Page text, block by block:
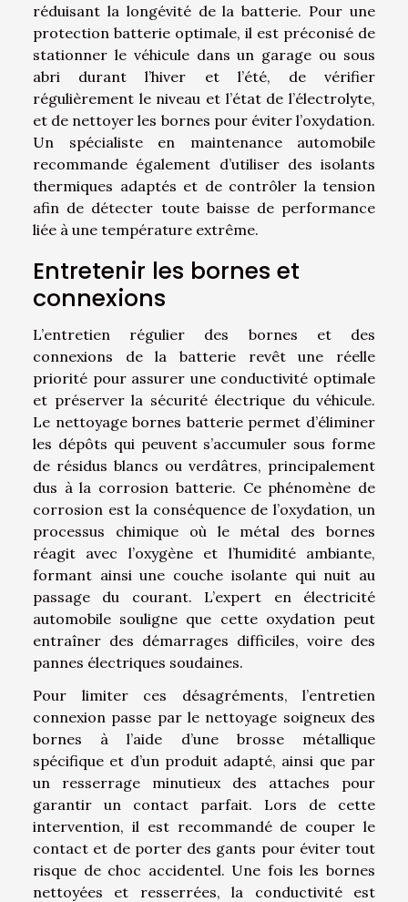
réduisant la longévité de la batterie. Pour une
protection batterie optimale, il est préconisé de
stationner le véhicule dans un garage ou sous
abri durant l’hiver et l’été, de vérifier
régulièrement le niveau et l’état de l’électrolyte,
et de nettoyer les bornes pour éviter l’oxydation.
Un spécialiste en maintenance automobile
recommande également d’utiliser des isolants
thermiques adaptés et de contrôler la tension
afin de détecter toute baisse de performance
liée à une température extrême.
Entretenir les bornes et
connexions
L’entretien régulier des bornes et des
connexions de la batterie revêt une réelle
priorité pour assurer une conductivité optimale
et préserver la sécurité électrique du véhicule.
Le nettoyage bornes batterie permet d’éliminer
les dépôts qui peuvent s’accumuler sous forme
de résidus blancs ou verdâtres, principalement
dus à la corrosion batterie. Ce phénomène de
corrosion est la conséquence de l’oxydation, un
processus chimique où le métal des bornes
réagit avec l’oxygène et l’humidité ambiante,
formant ainsi une couche isolante qui nuit au
passage du courant. L’expert en électricité
automobile souligne que cette oxydation peut
entraîner des démarrages difficiles, voire des
pannes électriques soudaines.
Pour limiter ces désagréments, l’entretien
connexion passe par le nettoyage soigneux des
bornes à l’aide d’une brosse métallique
spécifique et d’un produit adapté, ainsi que par
un resserrage minutieux des attaches pour
garantir un contact parfait. Lors de cette
intervention, il est recommandé de couper le
contact et de porter des gants pour éviter tout
risque de choc accidentel. Une fois les bornes
nettoyées et resserrées, la conductivité est